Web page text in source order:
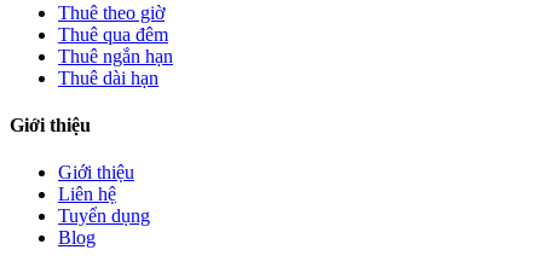
Thuê theo giờ
Thuê qua đêm
Thuê ngắn hạn
Thuê dài hạn
Giới thiệu
Giới thiệu
Liên hệ
Tuyển dụng
Blog